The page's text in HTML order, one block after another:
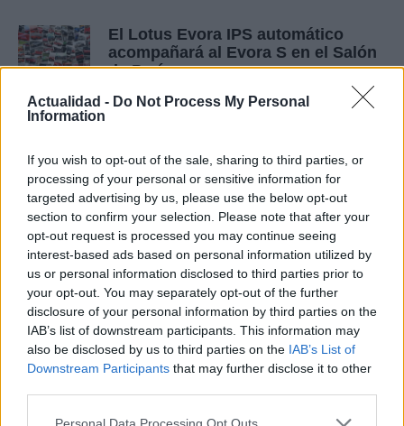
Actualidad - Do Not Process My Personal
Information
If you wish to opt-out of the sale, sharing to third parties, or
processing of your personal or sensitive information for
targeted advertising by us, please use the below opt-out
section to confirm your selection. Please note that after your
opt-out request is processed you may continue seeing
interest-based ads based on personal information utilized by
us or personal information disclosed to third parties prior to
your opt-out. You may separately opt-out of the further
disclosure of your personal information by third parties on the
IAB’s list of downstream participants. This information may
also be disclosed by us to third parties on the IAB’s List of
Downstream Participants that may further disclose it to other
Please note that this website/app uses one or more Google
Personal Data Processing Opt Outs
El Lotus Evora IPS automático
acompañará al Evora S en el Salón
de París
Concept
26 febrero, 2020
Más información sobre el Lotus
Elise 2015 (con vídeo)
Una apuesta entre el dueño de
Virgin y el de Lotus (con vídeo)
26 febrero, 2020
cinco nuevos modelos que está en